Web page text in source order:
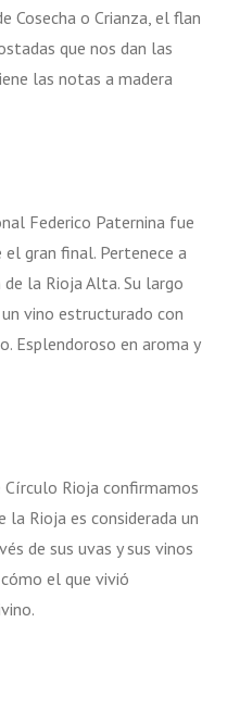
Cosecha o Crianza, el flan
que nos dan las
las notas a madera
Federico Paternina fue
gran final. Pertenece a
la Rioja Alta. Su largo
vino estructurado con
Esplendoroso en aroma y
Círculo Rioja confirmamos
la Rioja es considerada un
de sus uvas y sus vinos
el que vivió